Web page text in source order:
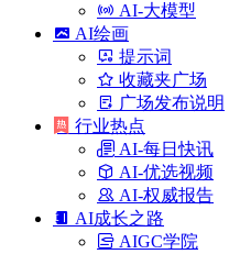
AI-大模型
AI绘画
提示词
收藏夹广场
广场发布说明
行业热点
AI-每日快讯
AI-优选视频
AI-权威报告
AI成长之路
AIGC学院